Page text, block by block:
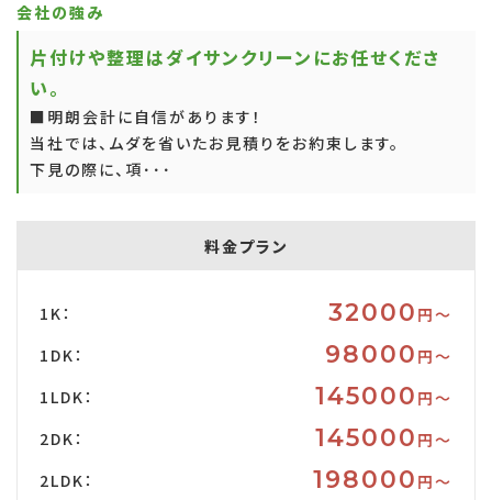
会社の強み
片付けや整理はダイサンクリーンにお任せくださ
い。
■明朗会計に自信があります！
当社では、ムダを省いたお見積りをお約束します。
下見の際に、項･･･
料金プラン
1K： 32000 円〜
1DK：
98000 円〜
1LDK：
145000 円〜
2DK：
145000 円〜
2LDK：
198000 円〜